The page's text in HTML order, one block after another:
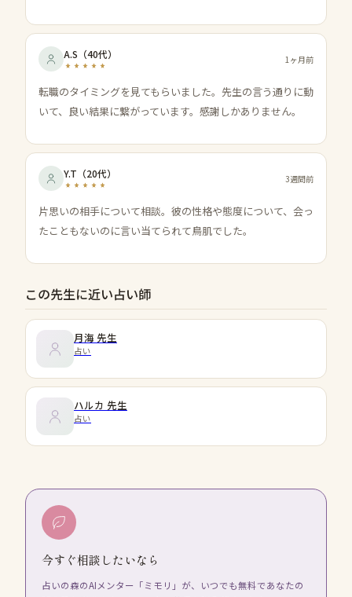
A.S （40代） 1ヶ月前
転職のタイミングを見てもらいました。先生の言う通りに動
いて、良い結果に繋がっています。感謝しかありません。
Y.T （20代） 3週間前
片思いの相手について相談。彼の性格や態度について、会っ
たこともないのに言い当てられて鳥肌でした。
この先生に近い占い師
月海 先生
占い
ハルカ 先生
占い
今すぐ相談したいなら
占いの森のAIメンター「ミモリ」が、いつでも無料であなたの